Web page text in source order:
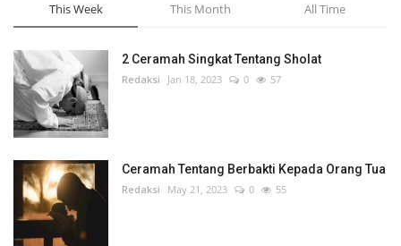
This Week This Month All Time
2 Ceramah Singkat Tentang Sholat
Redaksi Jan 18, 2023 0 57
Ceramah Tentang Berbakti Kepada Orang Tua
Redaksi May 21, 2023 0 55